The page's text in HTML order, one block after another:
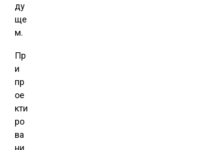
ду
ще
м.
Пр
и
пр
ое
кти
ро
ва
ни